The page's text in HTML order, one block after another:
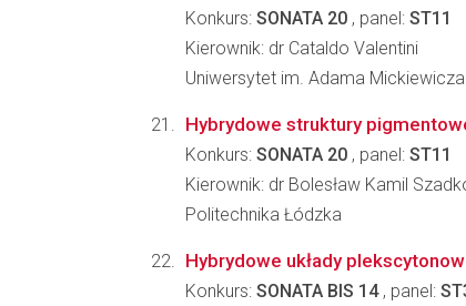
Konkurs: SONATA 20 , panel: ST11
Kierownik: dr Cataldo Valentini
Uniwersytet im. Adama
Hybrydowe struktury
Konkurs: SONATA 20 , panel: ST11
Kierownik: dr Bolesław Kamil
Politechnika Łódzka
Hybrydowe układy
Konkurs: SONATA BIS 14, panel: